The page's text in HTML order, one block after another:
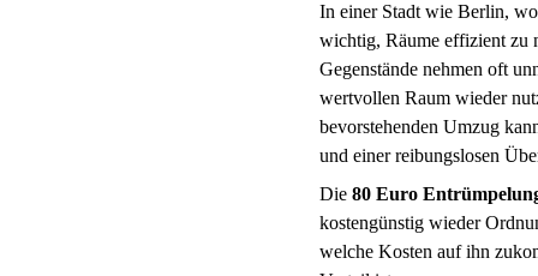
In einer Stadt wie Berlin,
wichtig, Räume effizient zu
Gegenstände nehmen oft
wertvollen Raum wieder
bevorstehenden Umzug
und einer reibungslosen
Die 80 Euro
kostengünstig wieder
welche Kosten auf ihn